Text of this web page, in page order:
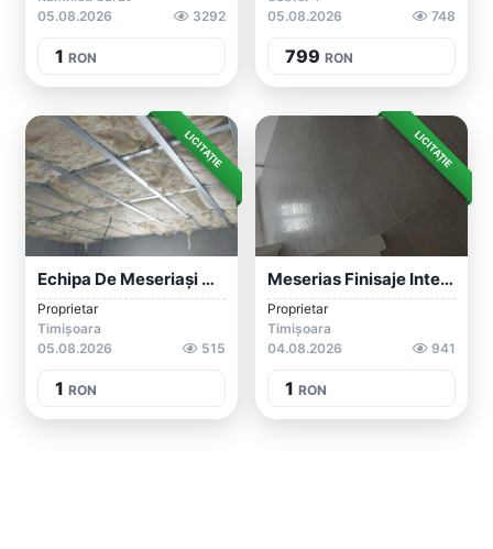
05.08.2026
3292
1 RON
05.08.2026
748
799 RON
LICITAȚIE
Echipa De Meseriași Construcții Amenajăr...
Proprietar
Timișoara
05.08.2026
515
1 RON
LICITAȚIE
Meserias Finisaje Interioare
Proprietar
Timișoara
04.08.2026
941
1 RON